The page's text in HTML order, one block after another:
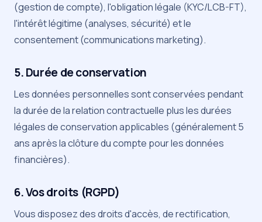
(gestion de compte), l'obligation légale (KYC/LCB-FT),
l'intérêt légitime (analyses, sécurité) et le
consentement (communications marketing).
5. Durée de conservation
Les données personnelles sont conservées pendant
la durée de la relation contractuelle plus les durées
légales de conservation applicables (généralement 5
ans après la clôture du compte pour les données
financières).
6. Vos droits (RGPD)
Vous disposez des droits d'accès, de rectification,